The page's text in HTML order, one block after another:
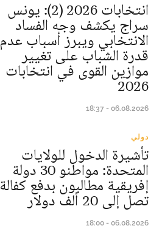
انتخابات 2026 (2): يونس
سراج يكشف وجه الفساد
الانتخابي ويبرز أسباب عدم
قدرة الشباب على تغيير
موازين القوى في انتخابات
2026
06.08.2026 - 18:37
دولي
تأشيرة الدخول للولايات
المتحدة: مواطنو 30 دولة
إفريقية مطالبون بدفع كفالة
تصل إلى 20 ألف دولار
06.08.2026 - 18:00